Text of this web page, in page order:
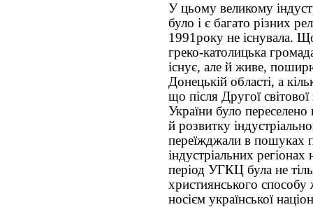
У цьому великому
було і є багато різних
1991року не існувала.
греко-католицька
існує, але й живе,
Донецькій області, а
що після Другої
України було
й розвитку
переїжджали в пошуках
індустріальних
період УГКЦ була не
християнського способу
носієм української